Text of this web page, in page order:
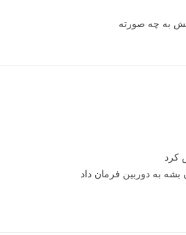
به چه صورته
کرد
به دوربین فرمان داد